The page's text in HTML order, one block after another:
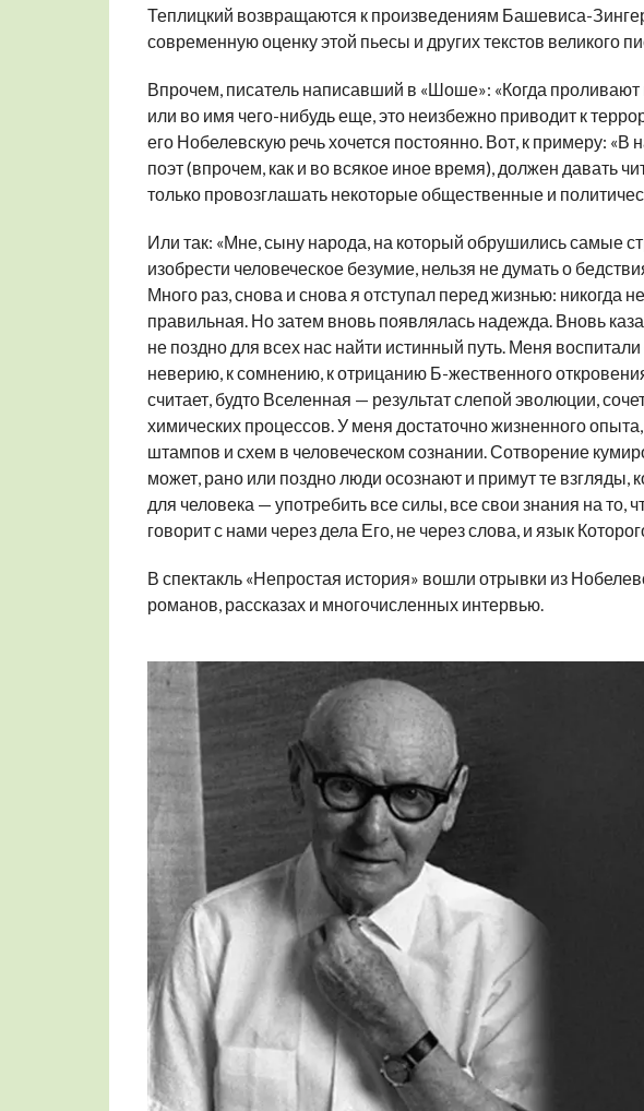
Теплицкий возвращаются к произведениям Башевиса-
современную оценку этой пьесы и других текстов великого
Впрочем, писатель написавший в «Шоше»: «Когда проливают
или во имя чего-нибудь еще, это неизбежно приводит к
его Нобелевскую речь хочется постоянно. Вот, к примеру: «В
поэт (впрочем, как и во всякое иное время), должен давать
только провозглашать некоторые общественные и
Или так: «Мне, сыну народа, на который обрушились самые
изобрести человеческое безумие, нельзя не думать о
Много раз, снова и снова я отступал перед жизнью: никогда
правильная. Но затем вновь появлялась надежда. Вновь
не поздно для всех нас найти истинный путь. Меня
неверию, к сомнению, к отрицанию Б-жественного
считает, будто Вселенная — результат слепой эволюции,
химических процессов. У меня достаточно жизненного
штампов и схем в человеческом сознании. Сотворение
может, рано или поздно люди осознают и примут те взгляды,
для человека — употребить все силы, все свои знания на то,
говорит с нами через дела Его, не через слова, и язык
В спектакль «Непростая история» вошли отрывки из
романов, рассказах и многочисленных интервью.